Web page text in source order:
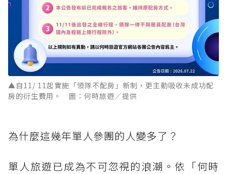
▲自11/ 11起實施「領隊不配房」新制，更主動吸收未成功配
房的衍生費用。 圖：何時旅遊／提供
為什麼這幾年單人參團的人變多了？
單人旅遊已成為不可忽視的浪潮。依「何時